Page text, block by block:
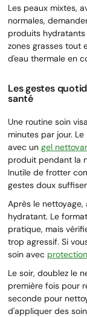
Les peaux mixtes,
normales,
produits
zones grasses tout
d'eau thermale en
Les gestes
santé
Une routine soin
minutes par jour.
avec un gel
produit pendant la
Inutile de frotter
gestes doux
Après le
hydratant. Le
pratique, mais
trop agressif. Si
soin avec
Le soir, doublez le
première fois pour
seconde pour
d'appliquer des